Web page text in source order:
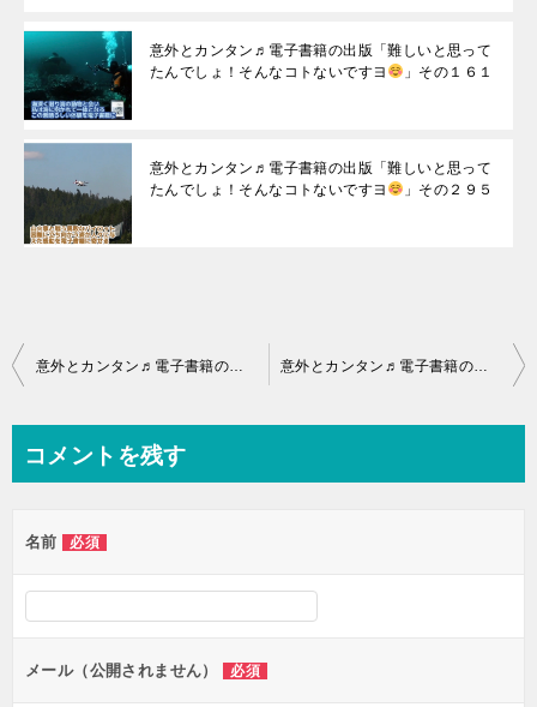
意外とカンタン♬電子書籍の出版「難しいと思って
たんでしょ！そんなコトないですヨ
」その１６１
意外とカンタン♬電子書籍の出版「難しいと思って
たんでしょ！そんなコトないですヨ
」その２９５
投
ビ
ー
シ
ン
意外とカンタン♬電子書籍の出版「難しいと思ってたんでしょ！そんなコトないですヨ 意外とカンタン♬電子書籍の出版「難しいと思ってたんでしょ！そんなコトないですヨ
コメントを残す
名前 必須
メール（公開されません） 必須